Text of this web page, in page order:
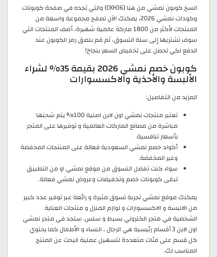
انسخ كوبون نمشي من هنا (CKH36) والتي تجده في صفحة كوبونات
وكودات نمشي 2026، يمكنك الآن تصفح مجموعة واسعة من
المنتجات لأكثر من 1800 ماركة عالمية شهيرة، أضف المنتجات التي
سوف تشتريها إلى سلة التسوق، ثم قم بلصق رمز الكوبون عند
الدفع لكي تحصل على تخفيض السعر بنجاح!
كوبون خصم نمشي 2026 بقيمة 35% لشراء
الألبسة والأحذية والاكسسوارات
المزيد من التفاصيل:
تعتبر منتجات نمشي اون لاين اصلية 100% يتم شحنها
مباشرة من مصانع الماركات العالمية و توفيرها على المتجر
بأسعار تنافسية.
أكواد خصم نمشي السعودية فعالة على المنتجات المخفضة
وغير المخفضة.
سواء كنت تفضل التسوق من موقع نمشي او من التطبيق
تبقى كوبونات خصم وتخفيضات وعروض نمشي فعالة.
يمكنك موقع نمشي تجربة تسوق مثيرة و رائعة عبر توفير عدد كبير
من الالبسة و الاكسسوارات و لوازم المنزل و منتجات العناية
الشخصية في متجر الكتروني بسيط و سلس. ستجد في متجر نمشي
اون لاين 3 أقسام رئيسية هي الرجال ، النساء و الأطفال كما يحتوي
كل قسم على فئات متعددة لتسهيل عملية البحث عن المنتج
المناسب لك.